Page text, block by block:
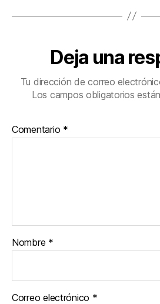
Deja una
Tu dirección de correo
Los campos obligatorios
Comentario *
Nombre *
Correo electrónico *